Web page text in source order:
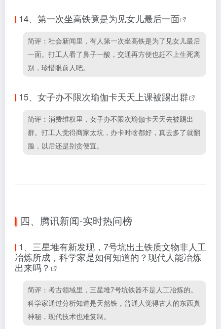
14、 第一次坐高铁竟是为见女儿最后一面
简评：社会新闻里，有人第一次坐高铁是为了见女儿最后
一面。打工人看了鼻子一酸，交通再方便也赶不上生死离
别，珍惜眼前人吧。
15、 女子办不限次瑜伽卡天天上课被踢出群
简评：消费维权里，女子办不限次瑜伽卡天天去被踢出
群。打工人觉得商家太坑，办卡时啥都好，真去多了就翻
脸，以后还是别贪便宜。
四、腾讯新闻-实时热问榜
1、 三星堆有新发现，7号坑出土铁质文物非人工
冶炼所成，科学家是如何知道的？现代人能冶炼
出来吗？
简评：考古领域里，三星堆7号坑铁器不是人工冶炼的。
科学家通过分析知道是天然铁，普通人觉得古人的东西真
神秘，现代技术也难复制。